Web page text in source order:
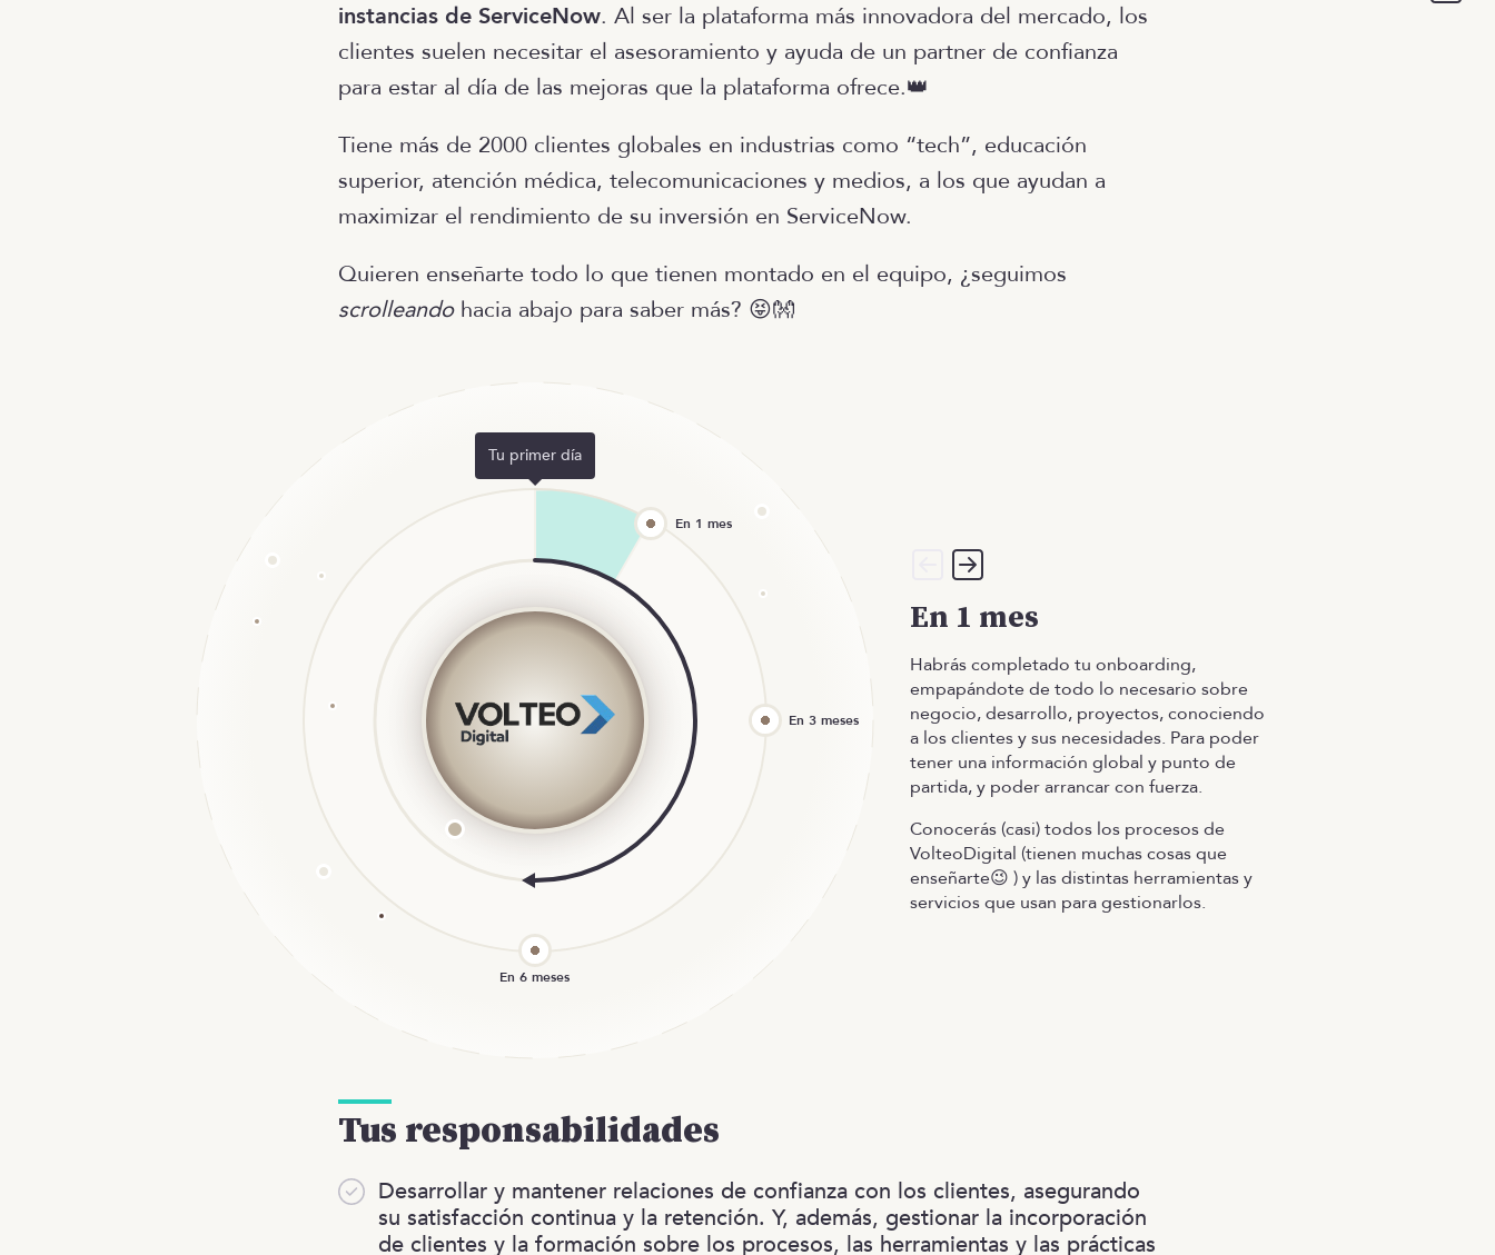
instancias de ServiceNow. Al ser la plataforma más innovadora del mercado, los
clientes suelen necesitar el asesoramiento y ayuda de un partner de confianza
para estar al día de las mejoras que la plataforma ofrece.👑
Tiene más de 2000 clientes globales en industrias como “tech”, educación
superior, atención médica, telecomunicaciones y medios, a los que ayudan a
maximizar el rendimiento de su inversión en ServiceNow.
Quieren enseñarte todo lo que tienen montado en el equipo, ¿seguimos
scrolleandohacia abajo para saber más? 😝👐
Tu primer día
En 1 mes
Habrás completado tu onboarding,
empapándote de todo lo necesario sobre
negocio, desarrollo, proyectos, conociendo
a los clientes y sus necesidades. Para poder
tener una información global y punto de
partida, y poder arrancar con fuerza.
Conocerás (casi) todos los procesos de
VolteoDigital (tienen muchas cosas que
enseñarte😉 ) y las distintas herramientas y
servicios que usan para gestionarlos.
Tus responsabilidades
Desarrollar y mantener relaciones de confianza con los clientes, asegurando
su satisfacción continua y la retención. Y, además, gestionar la incorporación
de clientes y la formación sobre los procesos, las herramientas y las prácticas